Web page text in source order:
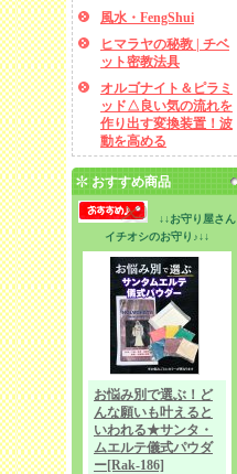
風水・FengShui
ヒマラヤの秘教 | チベ
ット密教法具
オルゴナイト＆ピラミ
ッド△良い気の流れを
作り出す変換装置！波
動を高める
おすすめ商品
↓↓お守り屋さん
イチオシのお守り♪↓↓
お悩み別で選ぶ！ど
んな願いも叶えると
いわれる★サンタ・
ムエルテ儀式パウダ
ー[Rak-186]